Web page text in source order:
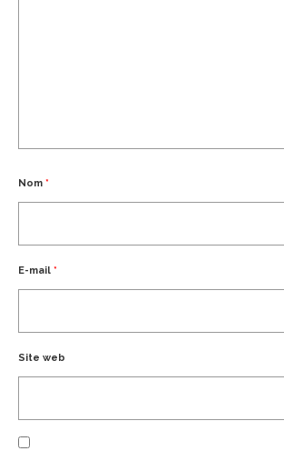
Nom *
E-mail *
Site web